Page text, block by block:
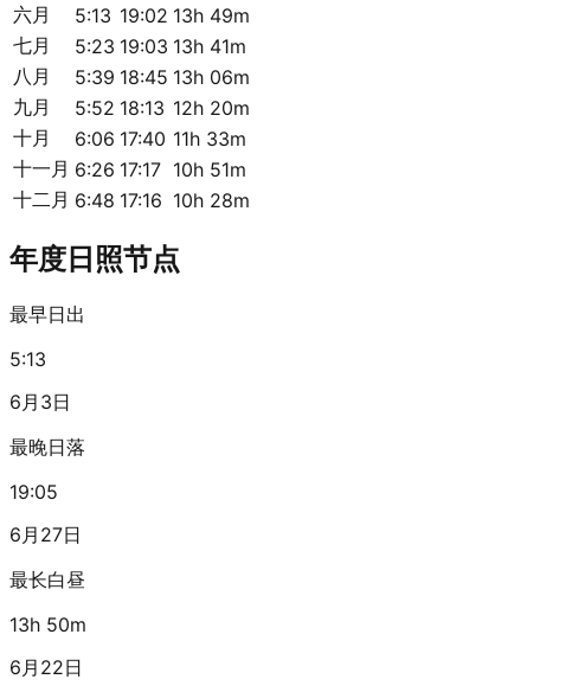
六月
5:13 19:02 13h 49m
七月
5:23 19:03 13h 41m
八月
5:39 18:45 13h 06m
九月
5:52 18:13 12h 20m
十月
6:06 17:40 11h 33m
十一月 6:26 17:17 10h 51m
十二月 6:48 17:16 10h 28m
年度日照节点
最早日出
5:13
6月3日
最晚日落
19:05
6月27日
最长白昼
13h 50m
6月22日